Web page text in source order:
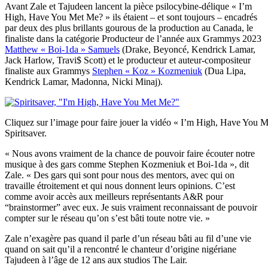
Avant Zale et Tajudeen lancent la pièce psilocybine-délique « I’m
High, Have You Met Me? » ils étaient – et sont toujours – encadrés
par deux des plus brillants gourous de la production au Canada, le
finaliste dans la catégorie Producteur de l’année aux Grammys 2023
Matthew « Boi-1da » Samuels (Drake, Beyoncé, Kendrick Lamar,
Jack Harlow, Travi$ Scott) et le producteur et auteur-compositeur
finaliste aux Grammys Stephen « Koz » Kozmeniuk (Dua Lipa,
Kendrick Lamar, Madonna, Nicki Minaj).
Cliquez sur l’image pour faire jouer la vidéo « I’m High, Have You
Spiritsaver.
« Nous avons vraiment de la chance de pouvoir faire écouter notre
musique à des gars comme Stephen Kozmeniuk et Boi-1da », dit
Zale. « Des gars qui sont pour nous des mentors, avec qui on
travaille étroitement et qui nous donnent leurs opinions. C’est
comme avoir accès aux meilleurs représentants A&R pour
“brainstormer” avec eux. Je suis vraiment reconnaissant de pouvoir
compter sur le réseau qu’on s’est bâti toute notre vie. »
Zale n’exagère pas quand il parle d’un réseau bâti au fil d’une vie
quand on sait qu’il a rencontré le chanteur d’origine nigériane
Tajudeen à l’âge de 12 ans aux studios The Lair.